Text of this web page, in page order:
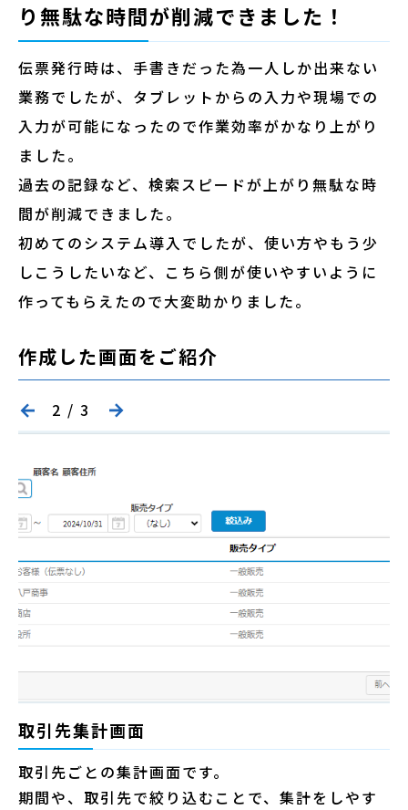
り無駄な時間が削減できました！
伝票発行時は、手書きだった為一人しか出来ない
業務でしたが、タブレットからの入力や現場での
入力が可能になったので作業効率がかなり上がり
ました。
過去の記録など、検索スピードが上がり無駄な時
間が削減できました。
初めてのシステム導入でしたが、使い方やもう少
しこうしたいなど、こちら側が使いやすいように
作ってもらえたので大変助かりました。
作成した画面をご紹介
2 / 3
取引先集計画面
取引先ごとの集計画面です。
期間や、取引先で絞り込むことで、集計をしやす